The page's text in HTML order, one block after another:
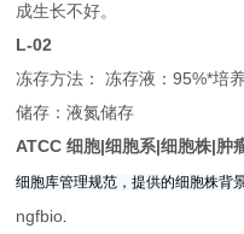
成生长不好。
L-02
冻存方法： 冻存液：95%*培
储存：液氮储存
ATCC 细胞|细胞系|细胞株|肿
细胞库管理规范，提供的细胞株背
ngfbio.